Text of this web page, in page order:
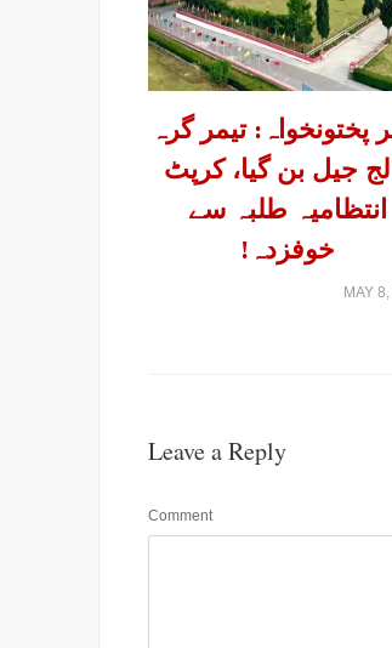
پختونخواہ: تیمر گرہ
جیل بن گیا، کرپٹ
انتظامیہ طلبہ سے
خوفزدہ!
MAY
Leave a Reply
Comment